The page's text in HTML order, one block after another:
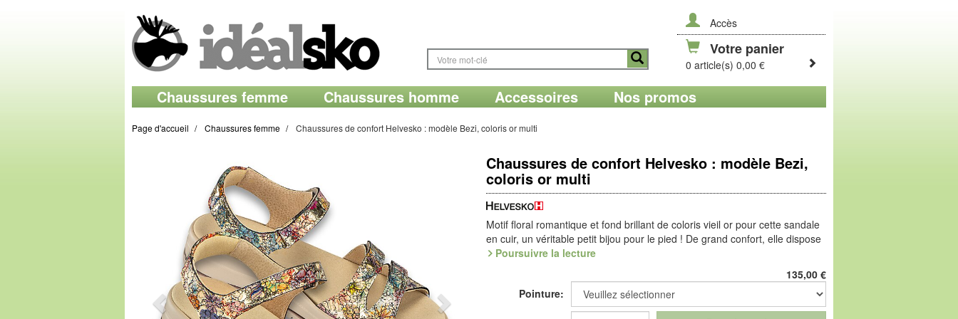
Accès
Votre panier
0 article(s) 0,00 €
Chaussures femme Chaussures homme Accessoires Nos promos
Page d'accueil Chaussures femme Chaussures de confort Helvesko : modèle Bezi, coloris or multi
Chaussures de confort Helvesko : modèle Bezi,
coloris or multi
Motif floral romantique et fond brillant de coloris vieil or pour cette sandale
en cuir, un véritable petit bijou pour le pied ! De grand confort, elle dispose
de trois brides à scratche ajustables et fiables, et d'une voûte plantaire
amortissante, fait de chaque foulée un vrai plaisir.
Épaisseur confortable et agréable consistance mousseuse pour cette
Poursuivre la lecture
135,00 €
Pointure: